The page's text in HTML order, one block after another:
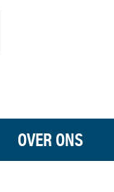
OVER ONS